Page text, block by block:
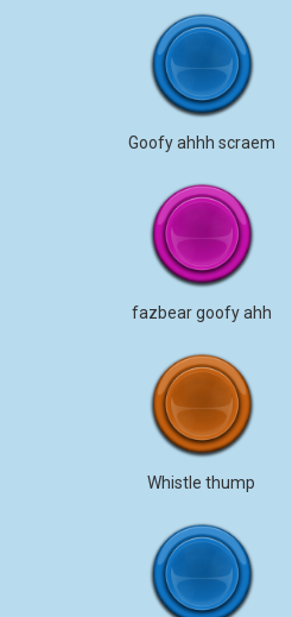
Goofy ahhh scraem
fazbear goofy ahh
Whistle thump